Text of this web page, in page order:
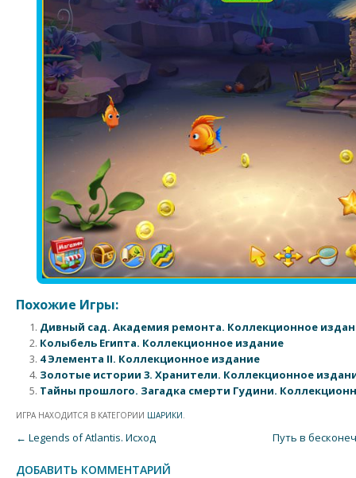
Похожие Игры:
Дивный сад. Академия ремонта. Коллекционное
Колыбель Египта. Коллекционное издание
4 Элемента II. Коллекционное издание
Золотые истории 3. Хранители. Коллекционное
Тайны прошлого. Загадка смерти Гудини.
ИГРА НАХОДИТСЯ В КАТЕГОРИИ ШАРИКИ.
Post navigation
← Legends of Atlantis. Исход Путь в
ДОБАВИТЬ КОММЕНТАРИЙ